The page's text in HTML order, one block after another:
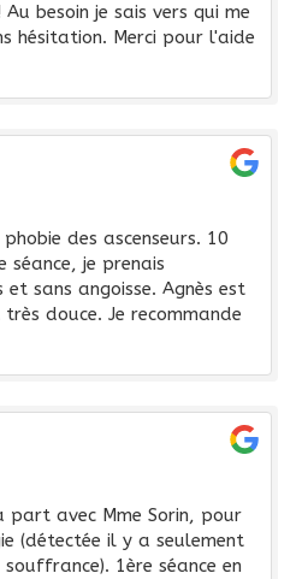
besoin je sais vers qui me
hésitation. Merci pour l'aide
des ascenseurs. 10
séance, je prenais
et sans angoisse. Agnès est
douce. Je recommande
part avec Mme Sorin, pour
(détectée il y a seulement
1ère séance en